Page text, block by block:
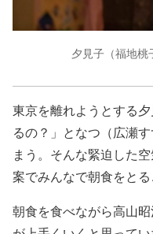
夕見子（福地桃
東京を離れようとする
るの？」となつ（広瀬
まう。そんな緊迫した
案でみんなで朝食をとる
朝食を食べながら高山